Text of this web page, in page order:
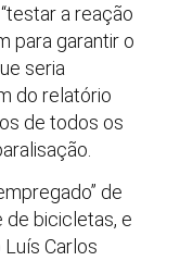
a reação
para garantir o
seria
do relatório
de todos os
de
de bicicletas, e
Luís Carlos